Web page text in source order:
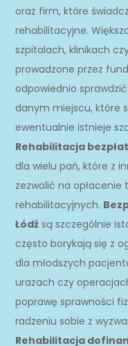
oraz firm, które
rehabilitacyjne.
szpitalach, klinikach
prowadzone przez
odpowiednio
danym miejscu, które
ewentualnie istnieje
Rehabilitacja
dla wielu pań, które z
zezwolić na opłacenie
rehabilitacyjnych.
Łódź są szczególnie
często borykają się z
dla młodszych
urazach czy
poprawę sprawności
radzeniu sobie z
Rehabilitacja